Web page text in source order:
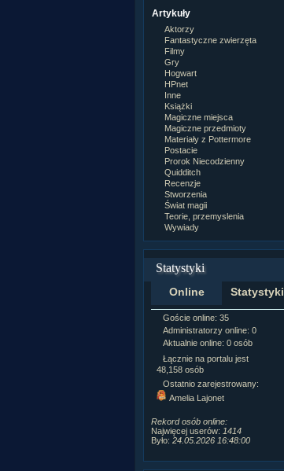
Artykuły
Aktorzy
Fantastyczne zwierzęta
Filmy
Gry
Hogwart
HPnet
Inne
Książki
Magiczne miejsca
Magiczne przedmioty
Materiały z Pottermore
Postacie
Prorok Niecodzienny
Quidditch
Recenzje
Stworzenia
Świat magii
Teorie, przemyslenia
Wywiady
Statystyki
Online Statystyki
Goście online: 35
Administratorzy online: 0
Aktualnie online: 0 osób
Łącznie na portalu jest
48,158 osób
Ostatnio zarejestrowany:
Amelia Lajonet
Rekord osób online:
Najwięcej userów: 1414
Było: 24.05.2026 16:48:00